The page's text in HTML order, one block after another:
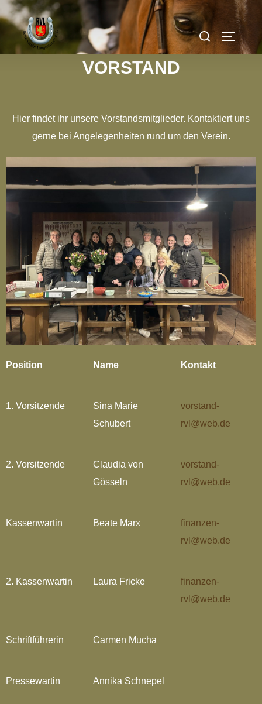
VORSTAND
Hier findet ihr unsere Vorstandsmitglieder. Kontaktiert uns
gerne bei Angelegenheiten rund um den Verein.
Position Name Kontakt
1. Vorsitzende
Sina Marie
Schubert
vorstand-
rvl@web.de
2. Vorsitzende
Claudia von
Gösseln
vorstand-
rvl@web.de
Kassenwartin Beate Marx
finanzen-
rvl@web.de
2. Kassenwartin Laura Fricke
finanzen-
rvl@web.de
Schriftführerin Carmen Mucha
Pressewartin Annika Schnepel